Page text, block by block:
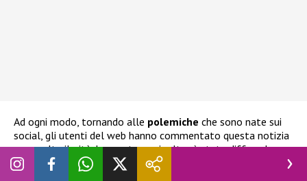
Ad ogni modo, tornando alle polemiche che sono nate sui
social, gli utenti del web hanno commentato questa notizia
con molta ilarità. In queste ore inoltre è stata diffusa la
prima foto che mostra gli spettatori seduti duranti una
delle esibizioni de Il Volo nel corso delle registrazioni